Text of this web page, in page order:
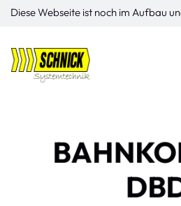
Diese Webseite ist noch im Aufbau